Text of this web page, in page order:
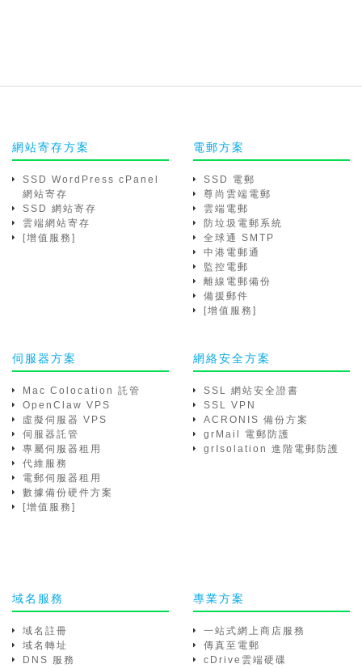
網站寄存方案
SSD WordPress cPanel
網站寄存
SSD 網站寄存
雲端網站寄存
[增值服務]
電郵方案
SSD 電郵
尊尚雲端電郵
雲端電郵
防垃圾電郵系統
全球通 SMTP
中港電郵通
監控電郵
離線電郵備份
備援郵件
[增值服務]
伺服器方案
Mac Colocation 託管
OpenClaw VPS
虛擬伺服器 VPS
伺服器託管
專屬伺服器租用
代維服務
電郵伺服器租用
數據備份硬件方案
[增值服務]
網絡安全方案
SSL 網站安全證書
SSL VPN
ACRONIS 備份方案
grMail 電郵防護
grIsolation 進階電郵防護
域名服務
域名註冊
域名轉址
DNS 服務
專業方案
一站式網上商店服務
傳真至電郵
cDrive雲端硬碟